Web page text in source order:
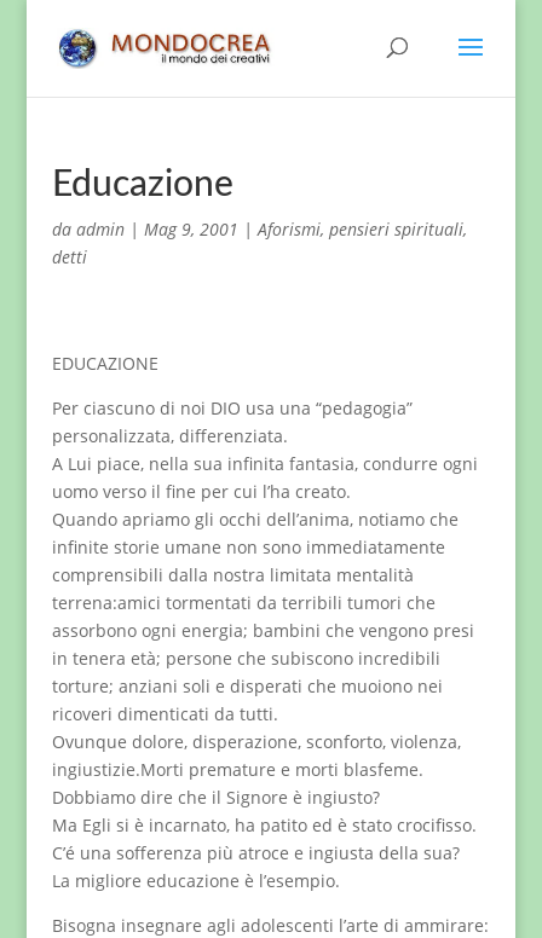
Educazione
da admin| Mag 9, 2001 |Aforismi, pensieri spirituali,
detti
EDUCAZIONE
Per ciascuno di noi DIO usa una “pedagogia”
personalizzata, differenziata.
A Lui piace, nella sua infinita fantasia, condurre ogni
uomo verso il fine per cui l’ha creato.
Quando apriamo gli occhi dell’anima, notiamo che
infinite storie umane non sono immediatamente
comprensibili dalla nostra limitata mentalità
terrena:amici tormentati da terribili tumori che
assorbono ogni energia; bambini che vengono presi
in tenera età; persone che subiscono incredibili
torture; anziani soli e disperati che muoiono nei
ricoveri dimenticati da tutti.
Ovunque dolore, disperazione, sconforto, violenza,
ingiustizie.Morti premature e morti blasfeme.
Dobbiamo dire che il Signore è ingiusto?
Ma Egli si è incarnato, ha patito ed è stato crocifisso.
C’é una sofferenza più atroce e ingiusta della sua?
La migliore educazione è l’esempio.
Bisogna insegnare agli adolescenti l’arte di ammirare: